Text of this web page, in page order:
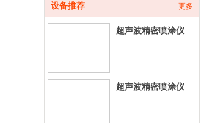
设备推荐 更多
超声波精密喷涂仪
超声波精密喷涂仪